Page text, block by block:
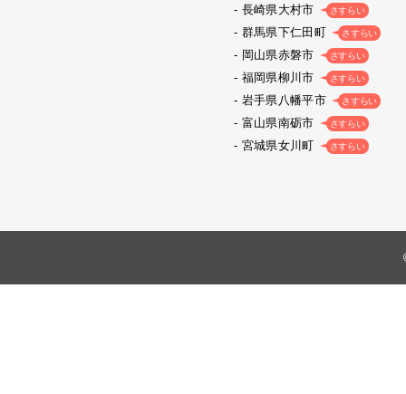
長崎県大村市 さすらい
群馬県下仁田町 さすらい
岡山県赤磐市 さすらい
福岡県柳川市 さすらい
岩手県八幡平市 さすらい
富山県南砺市 さすらい
宮城県女川町 さすらい